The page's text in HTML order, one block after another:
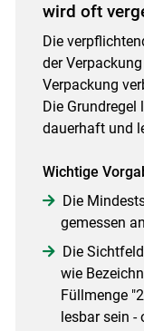
wird oft
Die
der
Verpackung
Die Grundregel
dauerhaft und
Wichtige
Die
gemessen
Die
wie
Füllmenge
lesbar sein -